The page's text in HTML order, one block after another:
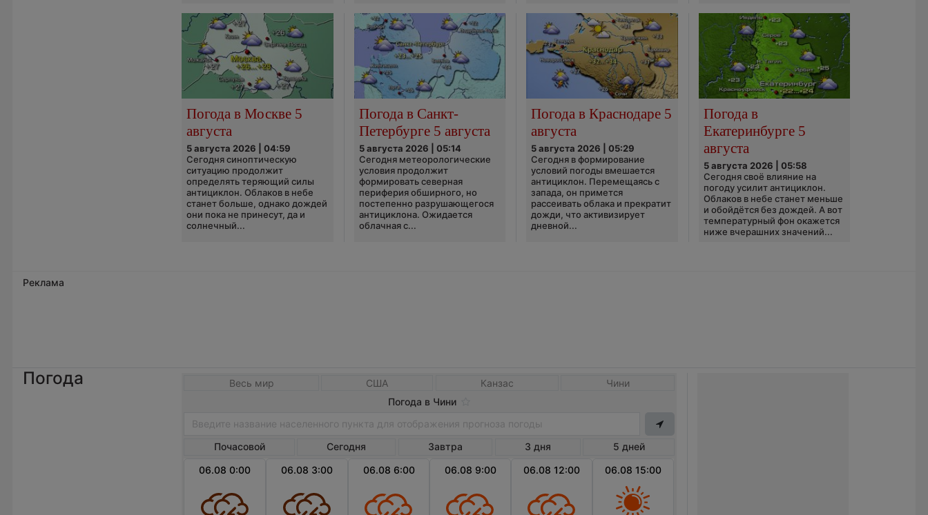
Погода в Москве 5
августа
5 августа 2026 | 04:59
Сегодня синоптическую
ситуацию продолжит
определять теряющий силы
антициклон. Облаков в небе
станет больше, однако дождей
они пока не принесут, да и
солнечный...
Погода в Санкт-
Петербурге 5 августа
5 августа 2026 | 05:14
Сегодня метеорологические
условия продолжит
формировать северная
периферия обширного, но
постепенно разрушающегося
антициклона. Ожидается
облачная с...
Погода в Краснодаре 5
августа
5 августа 2026 | 05:29
Сегодня в формирование
условий погоды вмешается
антициклон. Перемещаясь с
запада, он примется
рассеивать облака и прекратит
дожди, что активизирует
дневной...
Погода в
Екатеринбурге 5
августа
5 августа 2026 | 05:58
Сегодня своё влияние на
погоду усилит антициклон.
Облаков в небе станет меньше
и обойдётся без дождей. А вот
температурный фон окажется
ниже вчерашних значений...
Реклама
Погода Весь мир США Канзас
Чини
Погода в Чини
Почасовой Сегодня Завтра 3 дня
5 дней
06.08 0:00
06.08 3:00 06.08 6:00 06.08 9:00 06.08 12:00 06.08 15:00